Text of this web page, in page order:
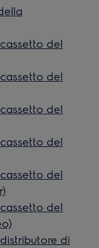
del
del
del
del
del
del
di